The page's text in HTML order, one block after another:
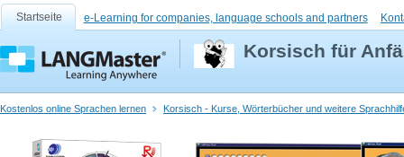
Startseite e-Learning for companies, language schools and partners
Korsisch für
Kostenlos online Sprachen lernen Korsisch - Kurse, Wörterbücher und weitere